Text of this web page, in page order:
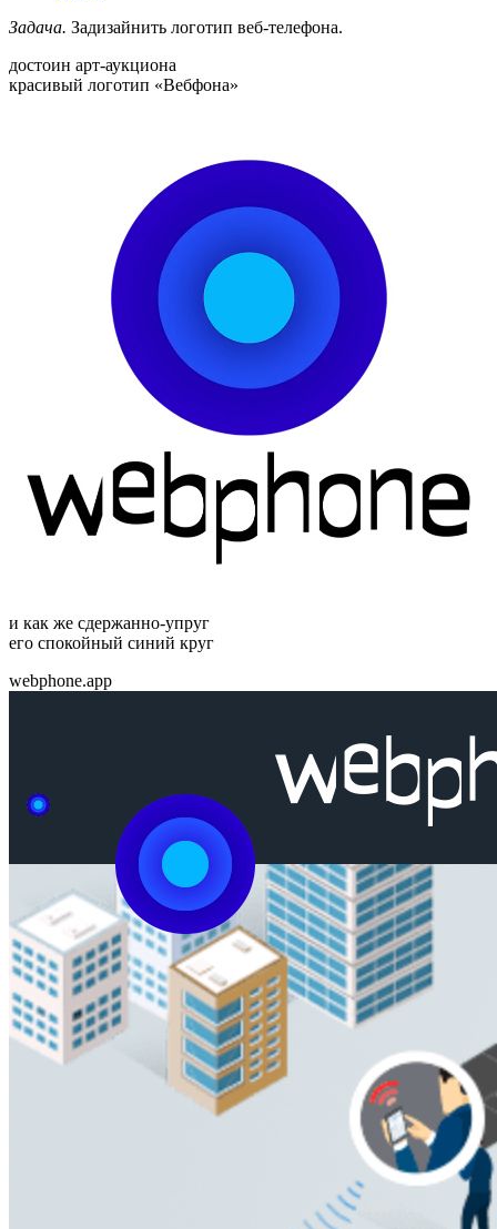
Задача. Задизайнить логотип веб-телефона.
достоин арт-аукциона
красивый логотип «Вебфона»
и как же сдержанно-упруг
его спокойный синий круг
webphone.app